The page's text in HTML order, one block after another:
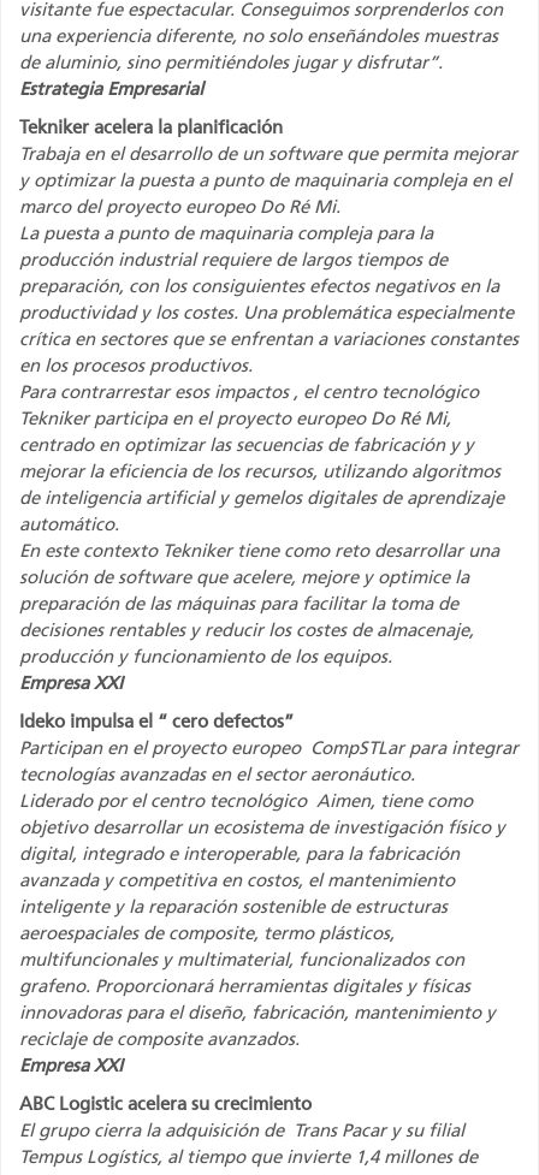
visitante fue espectacular. Conseguimos sorprenderlos con
una experiencia diferente, no solo enseñándoles muestras
de aluminio, sino permitiéndoles jugar y disfrutar”.
Estrategia Empresarial
Tekniker acelera la planificación
Trabaja en el desarrollo de un software que permita mejorar
y optimizar la puesta a punto de maquinaria compleja en el
marco del proyecto europeo Do Ré Mi.
La puesta a punto de maquinaria compleja para la
producción industrial requiere de largos tiempos de
preparación, con los consiguientes efectos negativos en la
productividad y los costes. Una problemática especialmente
crítica en sectores que se enfrentan a variaciones constantes
en los procesos productivos.
Para contrarrestar esos impactos , el centro tecnológico
Tekniker participa en el proyecto europeo Do Ré Mi,
centrado en optimizar las secuencias de fabricación y y
mejorar la eficiencia de los recursos, utilizando algoritmos
de inteligencia artificial y gemelos digitales de aprendizaje
automático.
En este contexto Tekniker tiene como reto desarrollar una
solución de software que acelere, mejore y optimice la
preparación de las máquinas para facilitar la toma de
decisiones rentables y reducir los costes de almacenaje,
producción y funcionamiento de los equipos.
Empresa XXI
Ideko impulsa el “ cero defectos”
Participan en el proyecto europeo CompSTLar para integrar
tecnologías avanzadas en el sector aeronáutico.
Liderado por el centro tecnológico Aimen, tiene como
objetivo desarrollar un ecosistema de investigación físico y
digital, integrado e interoperable, para la fabricación
avanzada y competitiva en costos, el mantenimiento
inteligente y la reparación sostenible de estructuras
aeroespaciales de composite, termo plásticos,
multifuncionales y multimaterial, funcionalizados con
grafeno. Proporcionará herramientas digitales y físicas
innovadoras para el diseño, fabricación, mantenimiento y
reciclaje de composite avanzados.
Empresa XXI
ABC Logistic acelera su crecimiento
El grupo cierra la adquisición de Trans Pacar y su filial
Tempus Logístics, al tiempo que invierte 1,4 millones de